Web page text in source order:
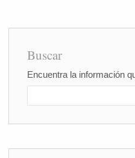
Buscar
Encuentra la información